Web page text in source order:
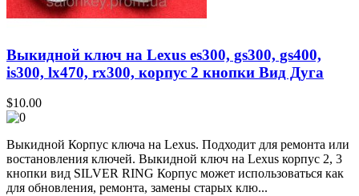
Выкидной ключ на Lexus es300, gs300, gs400,
is300, lx470, rx300, корпус 2 кнопки Вид Дуга
$10.00
Выкидной Корпус ключа на Lexus. Подходит для ремонта или
востановления ключей. Выкидной ключ на Lexus корпус 2, 3
кнопки вид SILVER RING Корпус может использоваться как
для обновления, ремонта, замены старых клю...